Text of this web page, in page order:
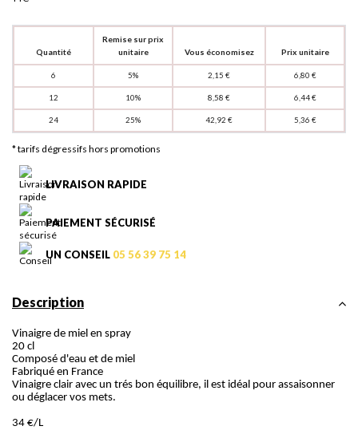
Quantité
Remise sur prix
unitaire
Vous économisez Prix unitaire
6 5% 2,15 € 6,80 €
12 10% 8,58 € 6,44 €
24 25% 42,92 € 5,36 €
* tarifs dégressifs hors promotions
LIVRAISON RAPIDE
PAIEMENT SÉCURISÉ
UN CONSEIL 05 56 39 75 14
Description
Vinaigre de miel en spray
20 cl
Composé d'eau et de miel
Fabriqué en France
Vinaigre clair avec un trés bon équilibre, il est idéal pour assaisonner
ou déglacer vos mets.
34 €/L